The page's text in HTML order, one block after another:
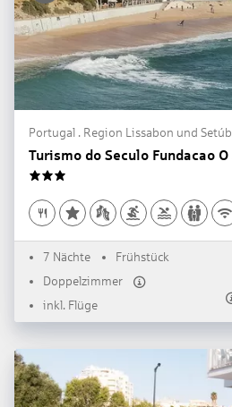
Portugal . Region Lissabon und
Turismo do Seculo Fundacao O
7 Nächte
Frühstück
Doppelzimmer
inkl. Flüge